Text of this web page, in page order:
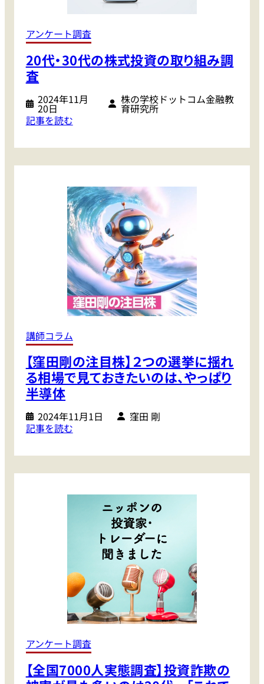
ア
ル
世
り
も
世
出
そ
う
と
る
本
れ
か
ら
目
を
離
せ
な
い
銘
は
アンケート調査
20代・30代の株式投資の取り組み調
査
2024年11月
20日
株の学校ドットコム金融教
育研究所
記事を読む:
0
代
3
0
代
の
株
式
投
資
の
取
組
み
調
査
講師コラム
【窪田剛の注目株】２つの選挙に揺れ
る相場で見ておきたいのは、やっぱり
半導体
2024年11月1日
窪田 剛
記事を読む:
窪
田
の
２
つ
の
選
挙
に
揺
れ
アンケート調査
【全国7000人実態調査】投資詐欺の